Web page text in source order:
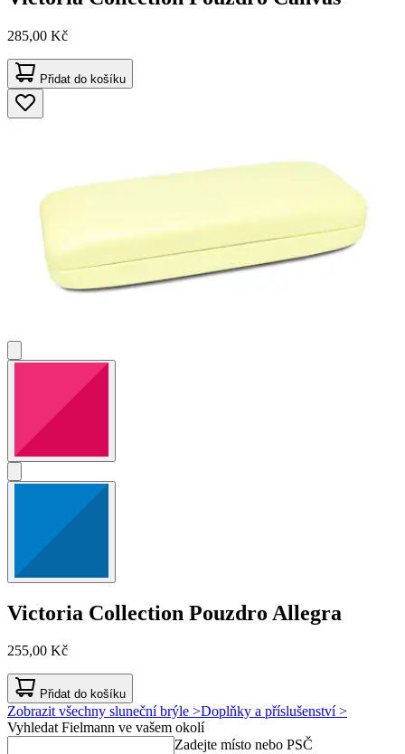
285,00 Kč
Přidat do košíku
Victoria Collection Pouzdro Allegra
255,00 Kč
Přidat do košíku
Zobrazit všechny sluneční brýle >Doplňky a příslušenství >
Vyhledat Fielmann ve vašem okolí
Zadejte místo nebo PSČ